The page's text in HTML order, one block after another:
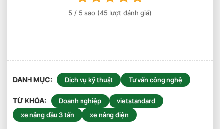
5 / 5 sao (45 lượt đánh giá)
DANH MỤC Dịch vụ kỹ thuật Tư vấn công nghệ
TỪ KHÓA Doanh nghiệp
vietstandard
xe nâng dầu 3 tấn
xe nâng điện